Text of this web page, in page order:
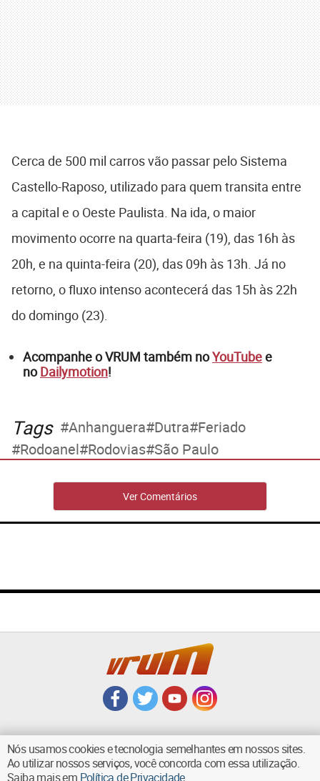
Cerca de 500 mil carros vão passar pelo Sistema
Castello-Raposo, utilizado para quem transita entre
a capital e o Oeste Paulista. Na ida, o maior
movimento ocorre na quarta-feira (19), das 16h às
20h, e na quinta-feira (20), das 09h às 13h. Já no
retorno, o fluxo intenso acontecerá das 15h às 22h
do domingo (23).
Acompanhe o VRUM também noYouTubee
noDailymotion!
Tags Anhanguera Dutra Feriado
Rodoanel Rodovias São Paulo
Ver Comentários
VOLTAR AO TOPO
Nós usamos cookies e tecnologia semelhantes em nossos sites.
Ao utilizar nossos serviços, você concorda com essa utilização.
Saiba mais em Política de Privacidade.